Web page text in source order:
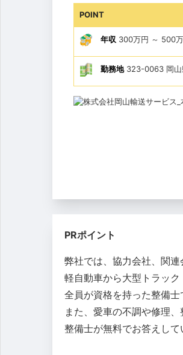
POINT
年収 300万円 ～ 500
勤務地323-0063 岡山
PRポイント
弊社では、協力会社、関連
軽自動車から大型トラッ
全員が資格を持った整備
また、愛車の不調や修理
整備士が無料でお答えして